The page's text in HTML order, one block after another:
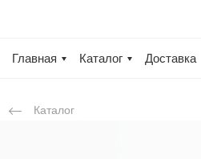
Главная Каталог Доставка
Каталог